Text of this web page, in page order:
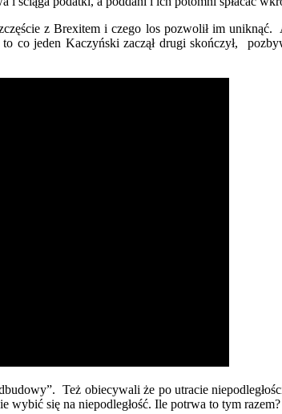
z Brexitem i czego los pozwolił im
jeden Kaczyński zaczął drugi skończył,
Też obiecywali że po utracie
wybić się na niepodległość. Ile potrwa to tym